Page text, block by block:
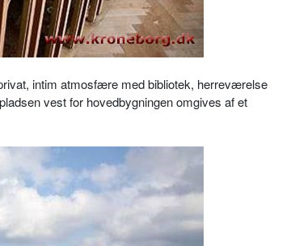
intim atmosfære med bibliotek, herreværelse
vest for hovedbygningen omgives af et